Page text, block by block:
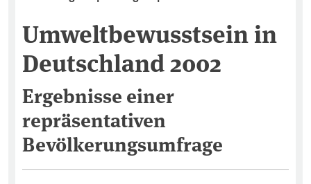
Umweltbewusstsein in
Deutschland 2002
Ergebnisse einer
repräsentativen
Bevölkerungsumfrage